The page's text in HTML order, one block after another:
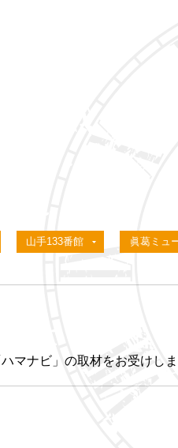
山手133番館 眞葛ミュ
マナビ」の取材をお受けし